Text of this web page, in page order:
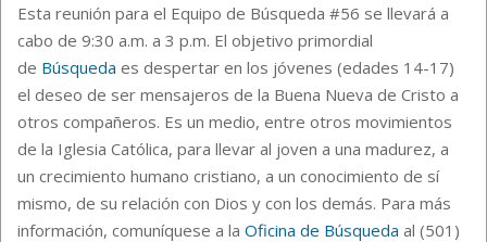
Esta reunión para el Equipo de Búsqueda #56 se llevará a
cabo de 9:30 a.m. a 3 p.m. El objetivo primordial
de Búsqueda es despertar en los jóvenes (edades 14-17)
el deseo de ser mensajeros de la Buena Nueva de Cristo a
otros compañeros. Es un medio, entre otros movimientos
de la Iglesia Católica, para llevar al joven a una madurez, a
un crecimiento humano cristiano, a un conocimiento de sí
mismo, de su relación con Dios y con los demás. Para más
información, comuníquese a la Oficina de Búsqueda al (501)